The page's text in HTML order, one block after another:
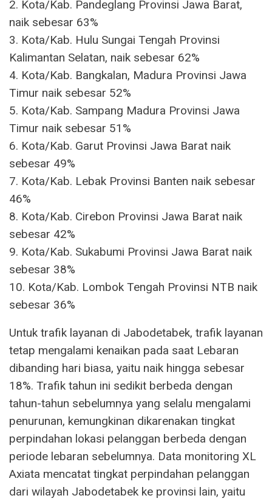
2. Kota/Kab. Pandeglang Provinsi Jawa Barat,
naik sebesar 63%
3. Kota/Kab. Hulu Sungai Tengah Provinsi
Kalimantan Selatan, naik sebesar 62%
4. Kota/Kab. Bangkalan, Madura Provinsi Jawa
Timur naik sebesar 52%
5. Kota/Kab. Sampang Madura Provinsi Jawa
Timur naik sebesar 51%
6. Kota/Kab. Garut Provinsi Jawa Barat naik
sebesar 49%
7. Kota/Kab. Lebak Provinsi Banten naik sebesar
46%
8. Kota/Kab. Cirebon Provinsi Jawa Barat naik
sebesar 42%
9. Kota/Kab. Sukabumi Provinsi Jawa Barat naik
sebesar 38%
10. Kota/Kab. Lombok Tengah Provinsi NTB naik
sebesar 36%
Untuk trafik layanan di Jabodetabek, trafik layanan
tetap mengalami kenaikan pada saat Lebaran
dibanding hari biasa, yaitu naik hingga sebesar
18%. Trafik tahun ini sedikit berbeda dengan
tahun-tahun sebelumnya yang selalu mengalami
penurunan, kemungkinan dikarenakan tingkat
perpindahan lokasi pelanggan berbeda dengan
periode lebaran sebelumnya. Data monitoring XL
Axiata mencatat tingkat perpindahan pelanggan
dari wilayah Jabodetabek ke provinsi lain, yaitu